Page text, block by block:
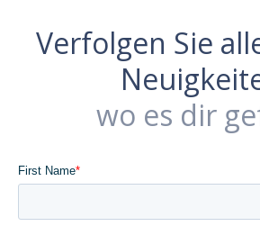
Verfolgen Sie
wo es dir